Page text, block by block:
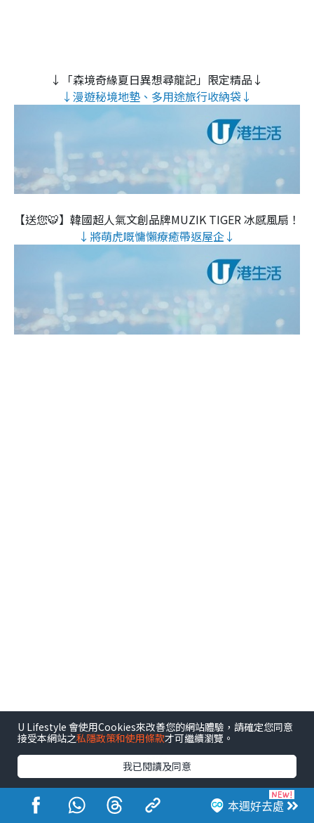
↓「森境奇緣夏日異想尋龍記」限定精品↓
↓漫遊秘境地墊、多用途旅行收納袋↓
【送您🐯】韓國超人氣文創品牌MUZIK TIGER 冰感風扇！
↓將萌虎嘅慵懶療癒帶返屋企↓
本週好去處
港玩港食港生活
U Lifestyle 會使用Cookies來改善您的網站體驗，請確定您同意
接受本網站之私隱政策和使用條款才可繼續瀏覽。
我已閱讀及同意